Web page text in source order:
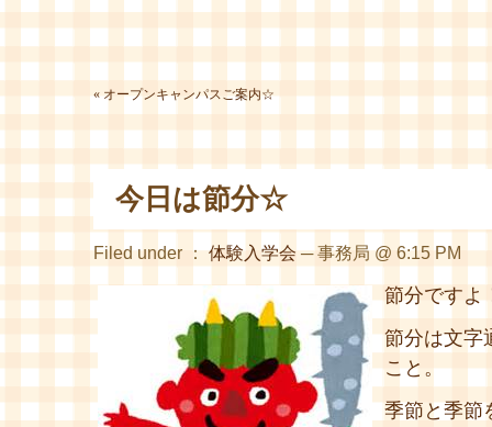
ひた
«オープンキャンパスご案内☆
今日は節分☆
Filed under ：体験入学会─ 事務局 @ 6:15 PM
節分ですよ
節分は文字
こと。
季節と季節